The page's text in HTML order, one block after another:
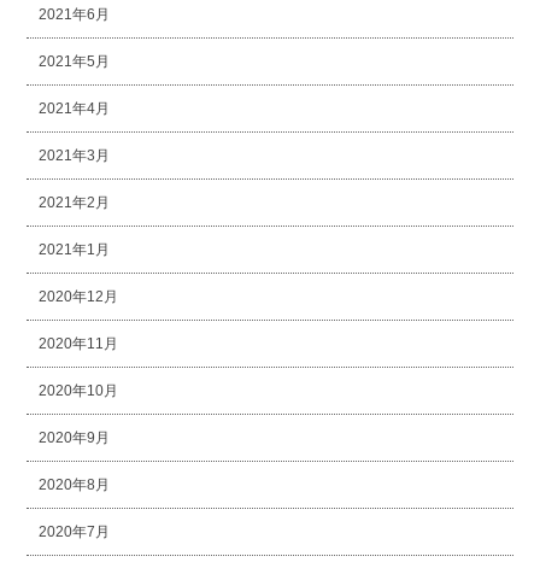
2021年6月
2021年5月
2021年4月
2021年3月
2021年2月
2021年1月
2020年12月
2020年11月
2020年10月
2020年9月
2020年8月
2020年7月